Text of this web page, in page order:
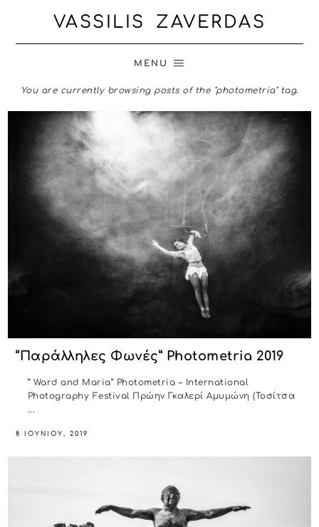
VASSILIS ZAVERDAS
MENU
You are currently browsing posts of the "photometria" tag.
“Παράλληλες Φωνές” Photometria 2019
” Ward and Maria” Photometria – International
Photography Festival Πρώην Γκαλερί Αμυμώνη (Τοσίτσα
...
8 ΙΟΥΝΊΟΥ, 2019